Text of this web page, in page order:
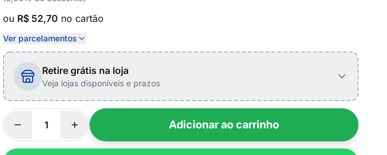
ou R$ 52,70 no cartão
Ver parcelamentos
Retire grátis na loja
Veja lojas disponíveis e prazos
Adicionar ao carrinho